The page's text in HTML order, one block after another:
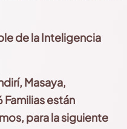
de la Inteligencia
Masaya,
Familias están
para la siguiente